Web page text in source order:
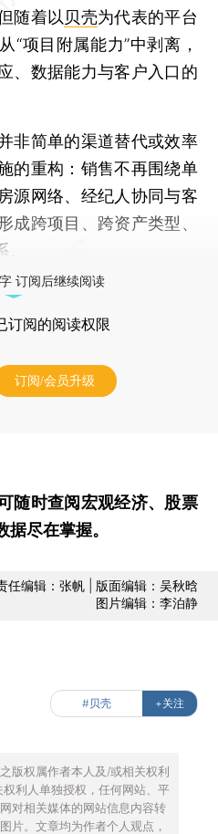
随着以 贝壳为代表的平台
“项目附属能力”中剥离，
、数据能力与客户入口的
简单的渠道替代或效率
的重构：销售不再围绕单
源网络、经纪人协同与客
成跨项目、跨资产类型、
订阅后继续阅读
订阅的阅读权限
订阅/会员升级
可随时查阅宏观经济、股票
尽在掌握。
任编辑：张帆 | 版面编辑：吴秋晗
图片编辑：李泊静
#贝壳 +关注
版权属作者本人及/或相关权利
利人单独授权，任何网站、平
对相关媒体的网站信息内容转
片。文章均为作者个人观点，